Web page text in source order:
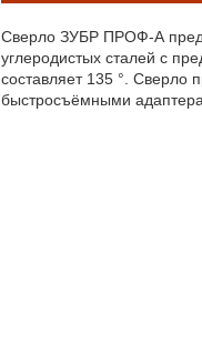
Сверло ЗУБР ПРОФ-А
углеродистых сталей с
составляет 135 °. Сверло
быстросъёмными